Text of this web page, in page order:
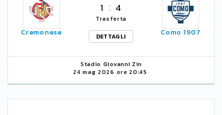
Cremonese
1 4
Trasferta
DETTAGLI
Como 1907
Stadio Giovanni Zin
24 mag 2026 ore 20:45